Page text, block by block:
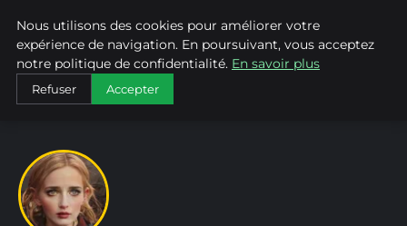
ALAIN KORKOS
ACCUEIL AUTEURS OCÉANE RIVIERE
Nous utilisons des cookies pour améliorer votre
expérience de navigation. En poursuivant, vous acceptez
notre politique de confidentialité. En savoir plus
Refuser Accepter